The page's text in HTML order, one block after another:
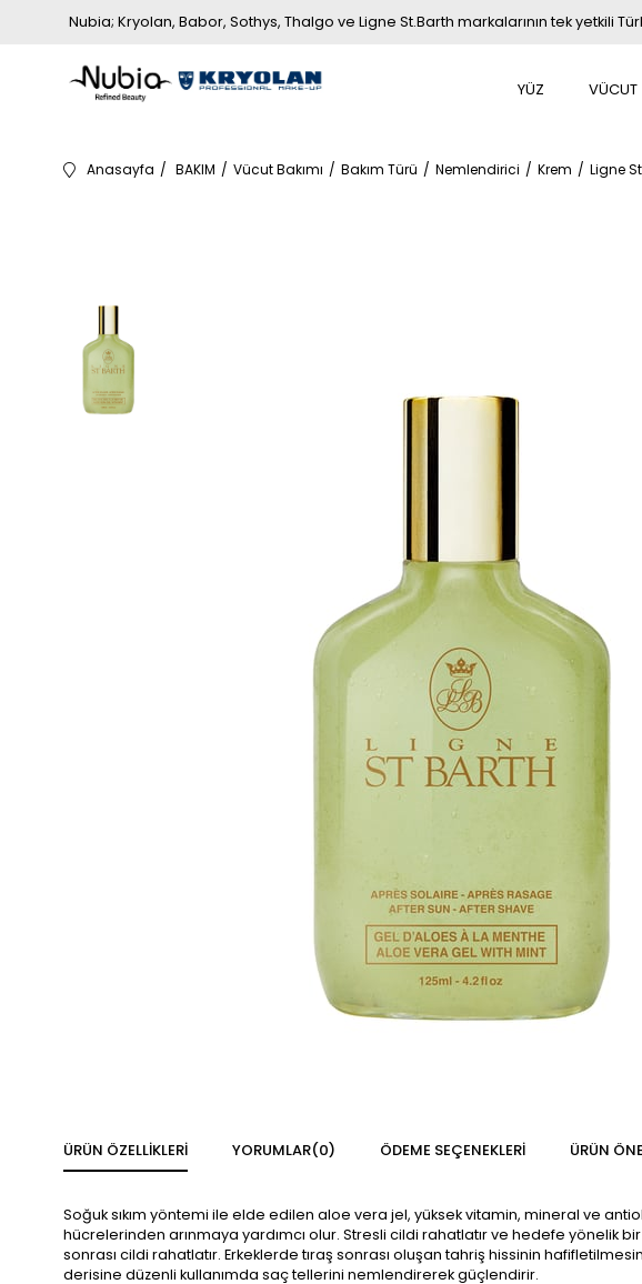
Nubia; Kryolan, Babor, Sothys, Thalgo ve Ligne St.Barth markalarının tek yetkili
YÜZ VÜCUT
Anasayfa BAKIM Vücut Bakımı Bakım Türü Nemlendirici Krem Ligne
ÜRÜN ÖZELLIKLERI YORUMLAR(0) ÖDEME SEÇENEKLERI ÜRÜN
Soğuk sıkım yöntemi ile elde edilen aloe vera jel, yüksek vitamin, mineral ve
hücrelerinden arınmaya yardımcı olur. Stresli cildi rahatlatır ve hedefe yönelik
sonrası cildi rahatlatır. Erkeklerde tıraş sonrası oluşan tahriş hissinin
derisine düzenli kullanımda saç tellerini nemlendirerek güçlendirir.